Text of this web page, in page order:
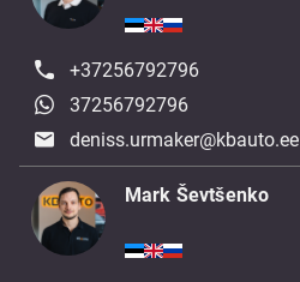
+37256792796
37256792796
deniss.urmaker@kbauto.ee
Mark Ševtšenko